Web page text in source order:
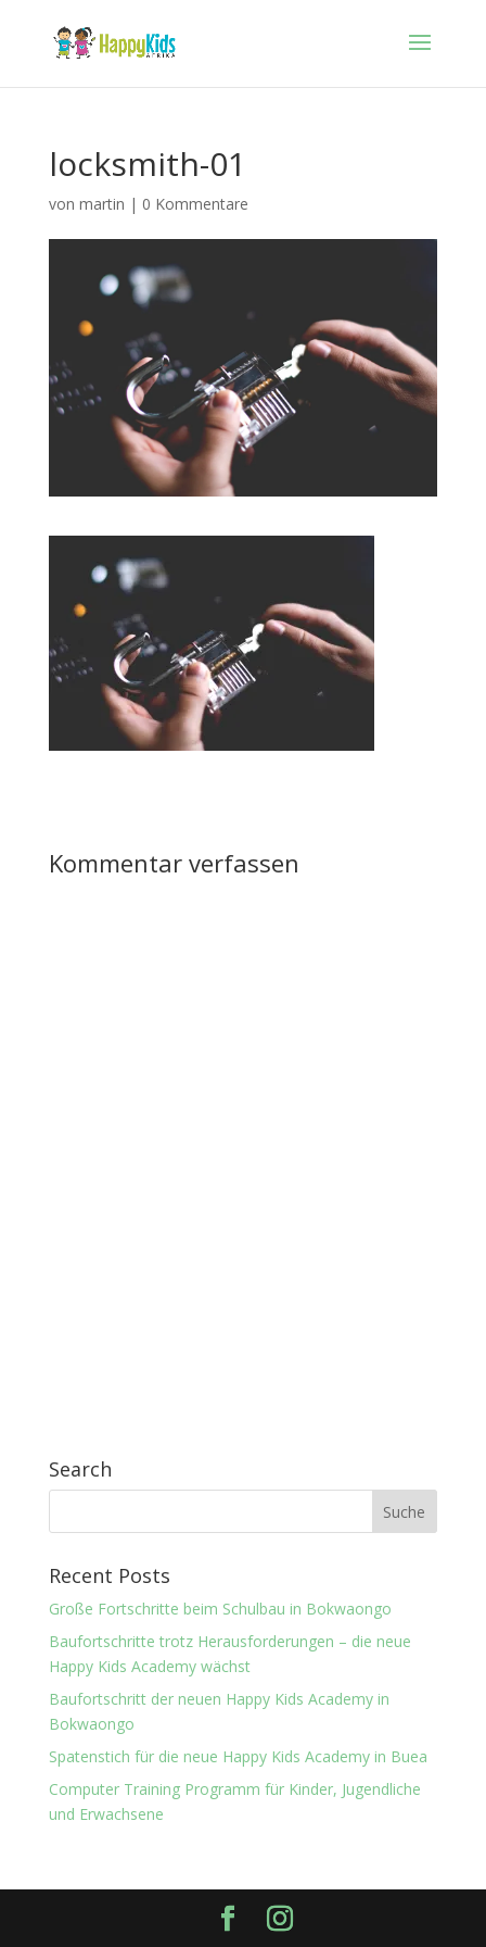
locksmith-01
von martin | 0 Kommentare
Kommentar verfassen
Search
Recent Posts
Große Fortschritte beim Schulbau in Bokwaongo
Baufortschritte trotz Herausforderungen – die neue
Happy Kids Academy wächst
Baufortschritt der neuen Happy Kids Academy in
Bokwaongo
Spatenstich für die neue Happy Kids Academy in Buea
Computer Training Programm für Kinder, Jugendliche
und Erwachsene